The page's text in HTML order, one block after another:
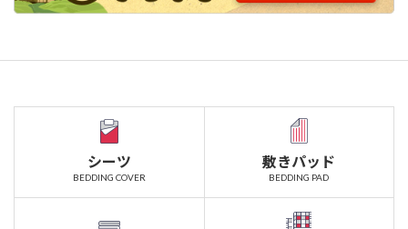
シーツ
BEDDING COVER
敷きパッド
BEDDING PAD